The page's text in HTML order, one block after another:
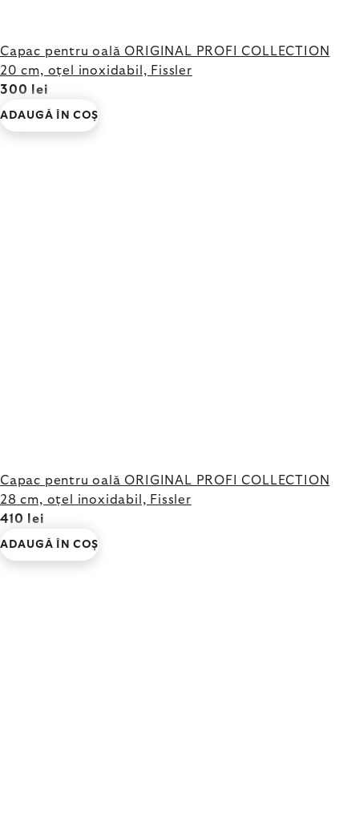
Capac pentru oală ORIGINAL PROFI COLLECTION
20 cm, oțel inoxidabil, Fissler
300 lei
ADAUGĂ ÎN COŞ
Capac pentru oală ORIGINAL PROFI COLLECTION
28 cm, oțel inoxidabil, Fissler
410 lei
ADAUGĂ ÎN COŞ